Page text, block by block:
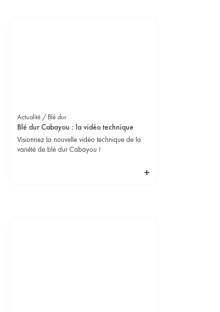
Actualité / Blé dur
Blé dur Cabayou : la vidéo technique
Visionnez la nouvelle vidéo technique de la
variété de blé dur Cabayou !